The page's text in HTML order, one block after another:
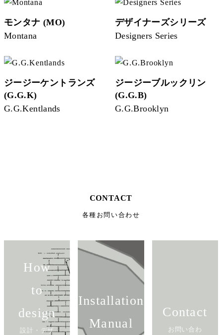
モンタナ (MO)
Montana
デザイナーズシリーズ
Designers Series
ジージーケントランズ
(G.G.K)
G.G.Kentlands
ジージーブルックリン
(G.G.B)
G.G.Brooklyn
CONTACT
各種お問い合わせ
How
to
design
設計・デザ
Installation
Manual
Contact
お問い合わ